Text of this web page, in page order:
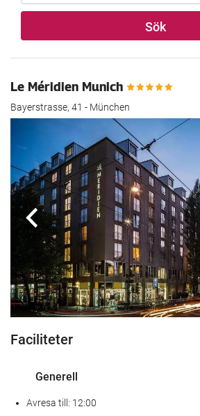
Sök
Le Méridien Munich
Bayerstrasse, 41 - München
Föregående
Faciliteter
Generell
Avresa till: 12:00